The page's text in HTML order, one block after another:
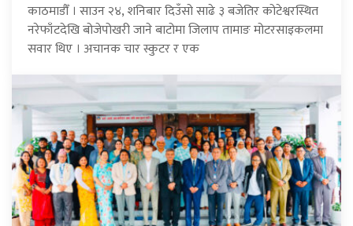
काठमाडौँ । साउन २४, शनिबार दिउँसो साढे ३ बजेतिर कोटेश्वरस्थित
नरेफाँटदेखि बोजेपोखरी जाने बाटोमा जिलाप तामाङ मोटरसाइकलमा
सवार थिए । अचानक चार स्कुटर र एक